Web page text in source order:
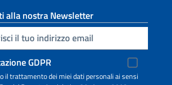
alla nostra Newsletter
GDPR
il trattamento dei miei dati personali ai sensi